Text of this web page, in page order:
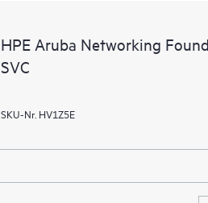
HPE Aruba Networking
SVC
SKU-Nr. HV1Z5E